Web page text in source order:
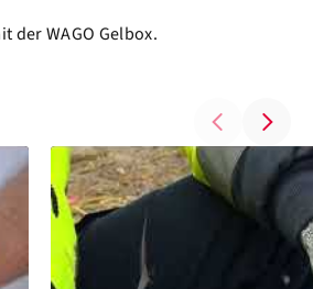
der WAGO Gelbox.